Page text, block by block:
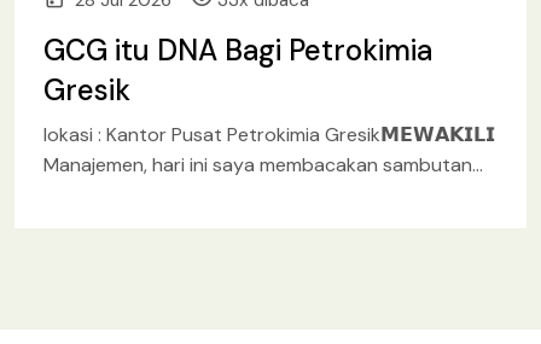
GCG itu DNA Bagi Petrokimia
Gresik
lokasi : Kantor Pusat Petrokimia Gresik𝗠𝗘𝗪𝗔𝗞𝗜𝗟𝗜
Manajemen, hari ini saya membacakan sambutan